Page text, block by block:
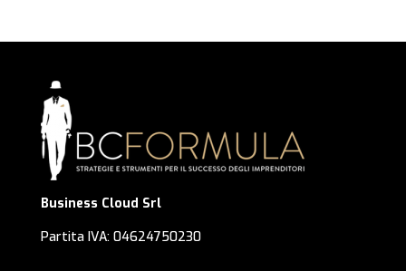
Business Cloud Srl
Partita IVA: 04624750230